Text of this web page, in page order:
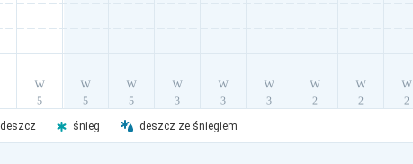
deszcz śnieg deszcz ze śniegiem